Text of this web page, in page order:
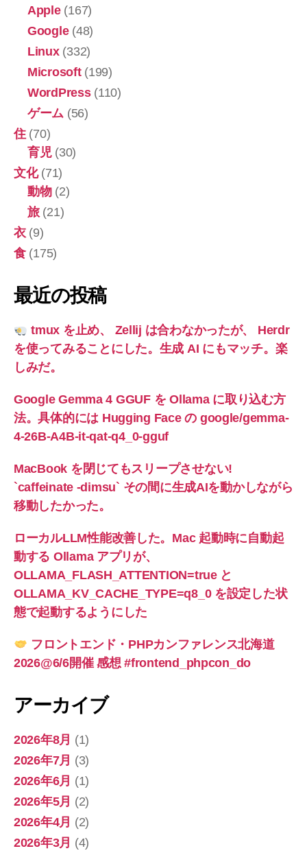
Apple(167)
Google(48)
Linux(332)
Microsoft(199)
WordPress(110)
ゲーム (56)
住(70)
育児(30)
文化(71)
動物(2)
旅(21)
衣(9)
食(175)
最近の投稿
tmux を止め、 Zellij は合わなかったが、 Herdr
を使ってみることにした。生成 AI にもマッチ。楽
しみだ。
Google Gemma 4 GGUF を Ollama に取り込む方
法。具体的には Hugging Face の google/gemma-
4-26B-A4B-it-qat-q4_0-gguf
MacBook を閉じてもスリープさせない!
`caffeinate -dimsu` その間に生成AIを動かしながら
移動したかった。
ローカルLLM性能改善した。Mac 起動時に自動起
動する Ollama アプリが、
OLLAMA_FLASH_ATTENTION=true と
OLLAMA_KV_CACHE_TYPE=q8_0 を設定した状
態で起動するようにした
フロントエンド・PHPカンファレンス北海道
2026@6/6開催 感想 #frontend_phpcon_do
アーカイブ
2026年8月 (1)
2026年7月 (3)
2026年6月 (1)
2026年5月 (2)
2026年4月 (2)
2026年3月 (4)